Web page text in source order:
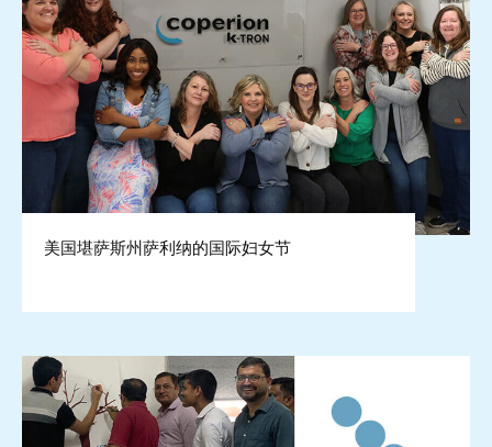
美国堪萨斯州萨利纳的国际妇女节